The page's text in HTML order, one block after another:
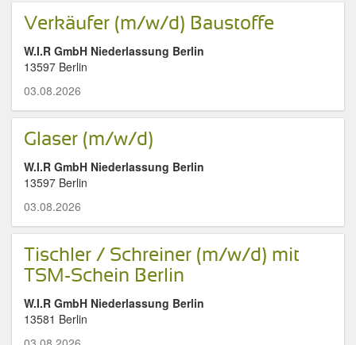
Verkäufer (m/w/d) Baustoffe
W.I.R GmbH Niederlassung Berlin
13597 Berlin
03.08.2026
Glaser (m/w/d)
W.I.R GmbH Niederlassung Berlin
13597 Berlin
03.08.2026
Tischler / Schreiner (m/w/d) mit
TSM-Schein Berlin
W.I.R GmbH Niederlassung Berlin
13581 Berlin